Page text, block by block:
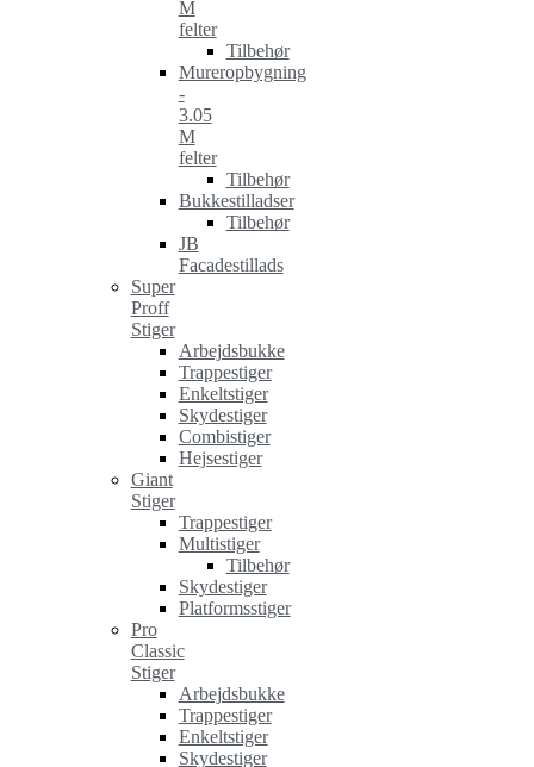
M
felter
Tilbehør
Mureropbygning
-
3.05
M
felter
Tilbehør
Bukkestilladser
Tilbehør
JB
Facadestillads
Super
Proff
Stiger
Arbejdsbukke
Trappestiger
Enkeltstiger
Skydestiger
Combistiger
Hejsestiger
Giant
Stiger
Trappestiger
Multistiger
Tilbehør
Skydestiger
Platformsstiger
Pro
Classic
Stiger
Arbejdsbukke
Trappestiger
Enkeltstiger
Skydestiger